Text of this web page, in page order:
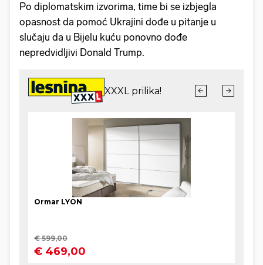
Po diplomatskim izvorima, time bi se izbjegla
opasnost da pomoć Ukrajini dođe u pitanje u
slučaju da u Bijelu kuću ponovno dođe
nepredvidljivi Donald Trump.